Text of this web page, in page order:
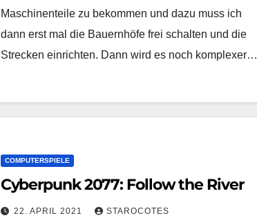
Maschinenteile zu bekommen und dazu muss ich
dann erst mal die Bauernhöfe frei schalten und die
Strecken einrichten. Dann wird es noch komplexer…
COMPUTERSPIELE
Cyberpunk 2077: Follow the River
22. APRIL 2021 STAROCOTES